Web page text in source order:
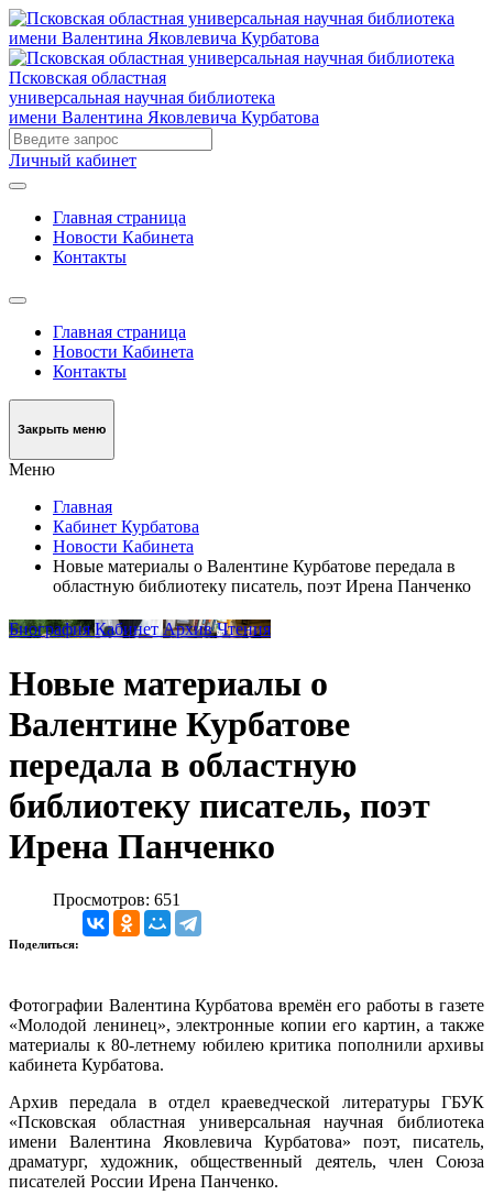
Псковская областная
универсальная научная библиотека
имени Валентина Яковлевича Курбатова
Личный кабинет
Главная страница
Новости Кабинета
Контакты
Главная страница
Новости Кабинета
Контакты
Закрыть меню
Меню
Главная
Кабинет Курбатова
Новости Кабинета
Новые материалы о Валентине Курбатове передала в
областную библиотеку писатель, поэт Ирена Панченко
БиографияКабинетАрхивЧтения
Новые материалы о
Валентине Курбатове
передала в областную
библиотеку писатель, поэт
Ирена Панченко
Просмотров: 651
Поделиться:
Фотографии Валентина Курбатова времён его работы в газете
«Молодой ленинец», электронные копии его картин, а также
материалы к 80-летнему юбилею критика пополнили архивы
кабинета Курбатова.
Архив передала в отдел краеведческой литературы ГБУК
«Псковская областная универсальная научная библиотека
имени Валентина Яковлевича Курбатова» поэт, писатель,
драматург, художник, общественный деятель, член Союза
писателей России Ирена Панченко.